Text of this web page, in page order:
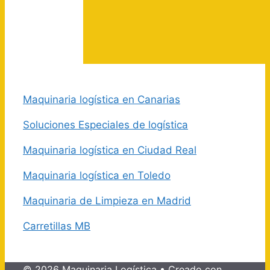
Maquinaria logística en Canarias
Soluciones Especiales de logística
Maquinaria logística en Ciudad Real
Maquinaria logística en Toledo
Maquinaria de Limpieza en Madrid
Carretillas MB